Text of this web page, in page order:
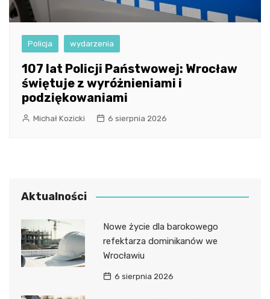
Policja wydarzenia
107 lat Policji Państwowej: Wrocław
świętuje z wyróżnieniami i
podziękowaniami
Michał Kozicki 6 sierpnia 2026
Aktualności
Nowe życie dla barokowego
refektarza dominikanów we
Wrocławiu
6 sierpnia 2026